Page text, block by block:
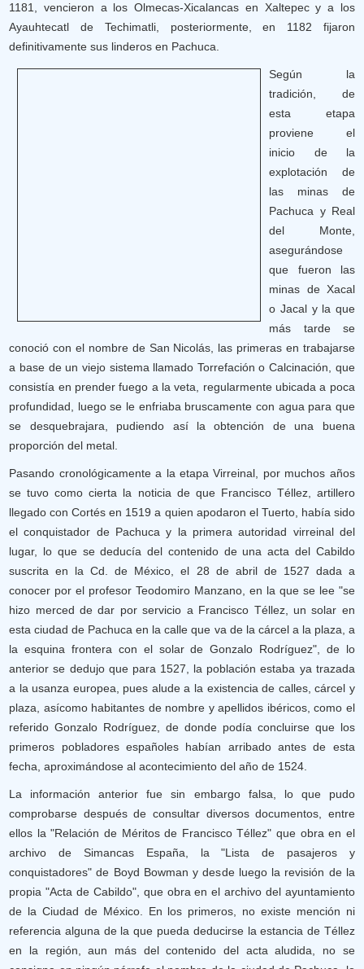
1181, vencieron a los Olmecas-Xicalancas en Xaltepec y a los
Ayauhtecatl de Techimatli, posteriormente, en 1182 fijaron
definitivamente sus linderos en Pachuca.
Según la
tradición, de
esta etapa
proviene el
inicio de la
explotación de
las minas de
Pachuca y Real
del Monte,
asegurándose
que fueron las
minas de Xacal
o Jacal y la que
más tarde se
conoció con el nombre de San Nicolás, las primeras en trabajarse
a base de un viejo sistema llamado Torrefación o Calcinación, que
consistía en prender fuego a la veta, regularmente ubicada a poca
profundidad, luego se le enfriaba bruscamente con agua para que
se desquebrajara, pudiendo así la obtención de una buena
proporción del metal.
Pasando cronológicamente a la etapa Virreinal, por muchos años
se tuvo como cierta la noticia de que Francisco Téllez, artillero
llegado con Cortés en 1519 a quien apodaron el Tuerto, había sido
el conquistador de Pachuca y la primera autoridad virreinal del
lugar, lo que se deducía del contenido de una acta del Cabildo
suscrita en la Cd. de México, el 28 de abril de 1527 dada a
conocer por el profesor Teodomiro Manzano, en la que se lee "se
hizo merced de dar por servicio a Francisco Téllez, un solar en
esta ciudad de Pachuca en la calle que va de la cárcel a la plaza, a
la esquina frontera con el solar de Gonzalo Rodríguez", de lo
anterior se dedujo que para 1527, la población estaba ya trazada
a la usanza europea, pues alude a la existencia de calles, cárcel y
plaza, asícomo habitantes de nombre y apellidos ibéricos, como el
referido Gonzalo Rodríguez, de donde podía concluirse que los
primeros pobladores españoles habían arribado antes de esta
fecha, aproximándose al acontecimiento del año de 1524.
La información anterior fue sin embargo falsa, lo que pudo
comprobarse después de consultar diversos documentos, entre
ellos la "Relación de Méritos de Francisco Téllez" que obra en el
archivo de Simancas España, la "Lista de pasajeros y
conquistadores" de Boyd Bowman y desde luego la revisión de la
propia "Acta de Cabildo", que obra en el archivo del ayuntamiento
de la Ciudad de México. En los primeros, no existe mención ni
referencia alguna de la que pueda deducirse la estancia de Téllez
en la región, aun más del contenido del acta aludida, no se